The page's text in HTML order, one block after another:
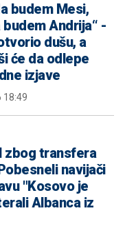
budem Mesi,
budem Andrija“ -
dušu, a
će da odlepe
izjave
18:49
zbog transfera
navijači
"Kosovo je
Albanca iz